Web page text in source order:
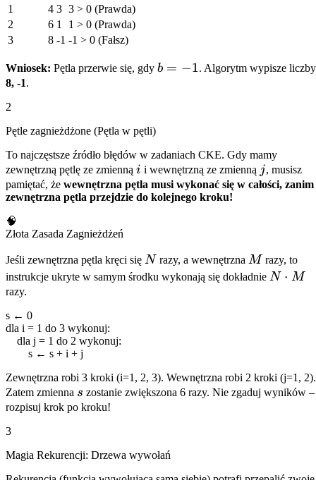
1
4 3 3 > 0 (Prawda)
2
6 1
1 > 0 (Prawda)
3
8 -1 -1 > 0 (Fałsz)
Wniosek: Pętla przerwie się, gdy b
b = −1. Algorytm wypisze
8, -1.
2
Pętle zagnieżdżone (Pętla w pętli)
To najczęstsze źródło błędów w zadaniach CKE. Gdy mamy
zewnętrzną pętlę ze zmienną i
i i wewnętrzną ze zmienną jj, musisz
pamiętać, że wewnętrzna pętla musi wykonać się w całości, zanim
zewnętrzna pętla przejdzie do kolejnego kroku!
🧠
Złota Zasada Zagnieżdżeń
Jeśli zewnętrzna pętla kręci się N
N razy, a wewnętrzna M
M razy, to
instrukcje ukryte w samym środku wykonają się dokładnie N
N ⋅ M
razy.
s ← 0
dla i = 1 do 3 wykonuj:
dla j = 1 do 2 wykonuj:
s ← s + i + j
Zewnętrzna robi 3 kroki (i=1, 2, 3). Wewnętrzna robi 2 kroki (j=1, 2).
Zatem zmienna s
s zostanie zwiększona 6 razy. Nie zgaduj wyników –
rozpisuj krok po kroku!
3
Magia Rekurencji: Drzewa wywołań